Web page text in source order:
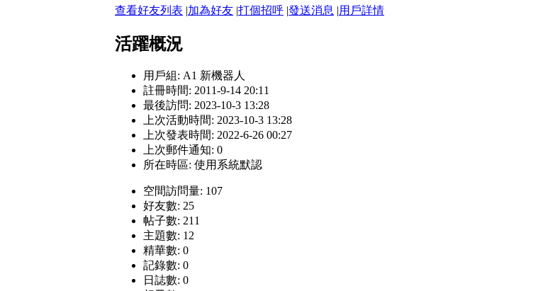
查看好友列表 |加為好友 |打個招呼 |發送消息 |用戶詳情
活躍概況
用戶組: A1 新機器人
註冊時間: 2011-9-14 20:11
最後訪問: 2023-10-3 13:28
上次活動時間: 2023-10-3 13:28
上次發表時間: 2022-6-26 00:27
上次郵件通知: 0
所在時區: 使用系統默認
空間訪問量: 107
好友數: 25
帖子數: 211
主題數: 12
精華數: 0
記錄數: 0
日誌數: 0